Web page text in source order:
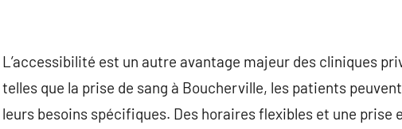
L’accessibilité est un autre avantage majeur des cliniques
telles que la prise de sang à Boucherville, les patients
leurs besoins spécifiques. Des horaires flexibles et une prise